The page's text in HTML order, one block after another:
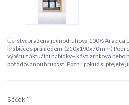
Čerstvě pražená jednodruhová 100% Arabica
krabičce s průhledem-(250x190x70 mm)
výběru z aktuální nabídky.– káva zrnková
požadovanou hrubost. Pozn.: pokud si přejete
Sáček 1